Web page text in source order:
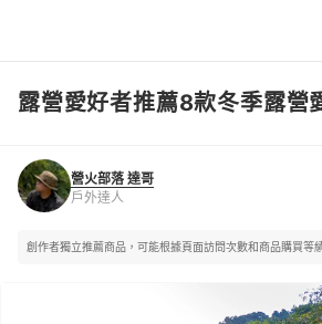
營火部落 達哥
戶外達人
露營愛好者推薦8款冬季露營
營火部落 達哥
戶外達人
創作者獨立推薦商品，可能根據頁面訪問次數和商品購買等